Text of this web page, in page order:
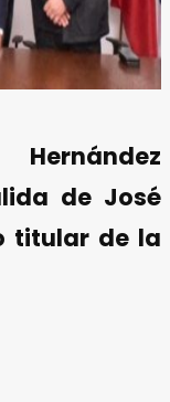
de José
titular de la